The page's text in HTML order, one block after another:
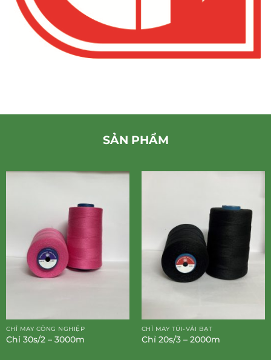
SẢN PHẨM
CHỈ MAY CÔNG NGHIỆP
Chỉ 30s/2 – 3000m
CHỈ MAY TÚI-VẢI BẠT
Chỉ 20s/3 – 2000m